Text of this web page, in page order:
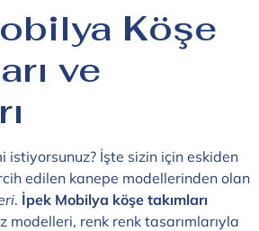
Köşe
ve
istiyorsunuz? İşte sizin için eskiden
edilen kanepe modellerinden olan
. İpek Mobilya köşe takımları
modelleri, renk renk tasarımlarıyla